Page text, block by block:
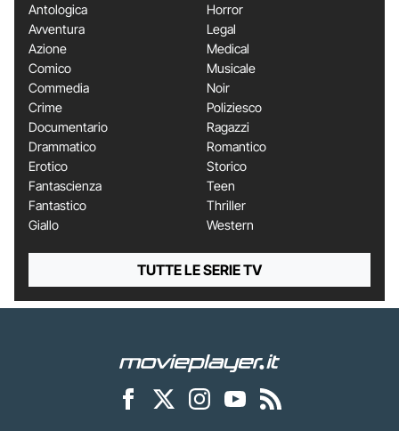
Antologica
Avventura
Azione
Comico
Commedia
Crime
Documentario
Drammatico
Erotico
Fantascienza
Fantastico
Giallo
Horror
Legal
Medical
Musicale
Noir
Poliziesco
Ragazzi
Romantico
Storico
Teen
Thriller
Western
TUTTE LE SERIE TV